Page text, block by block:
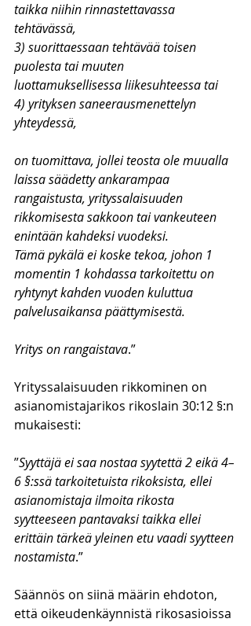
taikka niihin rinnastettavassa
tehtävässä,
3) suorittaessaan tehtävää toisen
puolesta tai muuten
luottamuksellisessa liikesuhteessa tai
4) yrityksen saneerausmenettelyn
yhteydessä,
on tuomittava, jollei teosta ole muualla
laissa säädetty ankarampaa
rangaistusta, yrityssalaisuuden
rikkomisesta sakkoon tai vankeuteen
enintään kahdeksi vuodeksi.
Tämä pykälä ei koske tekoa, johon 1
momentin 1 kohdassa tarkoitettu on
ryhtynyt kahden vuoden kuluttua
palvelusaikansa päättymisestä.
Yritys on rangaistava.”
Yrityssalaisuuden rikkominen on
asianomistajarikos rikoslain 30:12 §:n
mukaisesti:
”Syyttäjä ei saa nostaa syytettä 2 eikä 4–
6 §:ssä tarkoitetuista rikoksista, ellei
asianomistaja ilmoita rikosta
syytteeseen pantavaksi taikka ellei
erittäin tärkeä yleinen etu vaadi syytteen
nostamista.”
Säännös on siinä määrin ehdoton,
että oikeudenkäynnistä rikosasioissa